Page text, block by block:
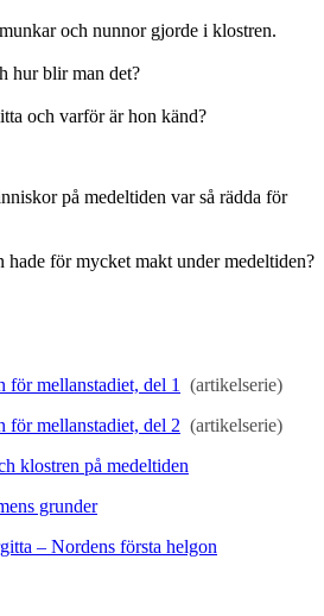
och nunnor gjorde i klostren.
hur blir man det?
och varför är hon känd?
på medeltiden var så rädda för
hade för mycket makt under medeltiden?
för mellanstadiet, del 1
(artikelserie)
för mellanstadiet, del 2 (artikelserie)
klostren på medeltiden
grunder
– Nordens första helgon